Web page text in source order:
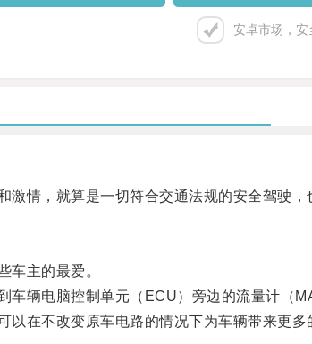
安卓市场，安
情，就算是一切符合交通法规的安全驾驶，
主的最爱。
辆电脑控制单元（ECU）旁边的流量计（
在不改变原车电路的情况下为车辆带来更多